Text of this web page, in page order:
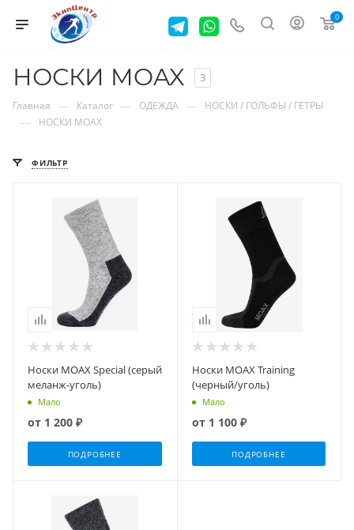
0
НОСКИ MOAX 3
Главная — Каталог — ОДЕЖДА — НОСКИ / ГОЛЬФЫ / ГЕТРЫ
— НОСКИ MOAX
ФИЛЬТР
Носки MOAX Special (серый
меланж-уголь)
Мало
от 1 200 ₽
ПОДРОБНЕЕ
Носки MOAX Training
(черный/уголь)
Мало
от 1 100 ₽
ПОДРОБНЕЕ